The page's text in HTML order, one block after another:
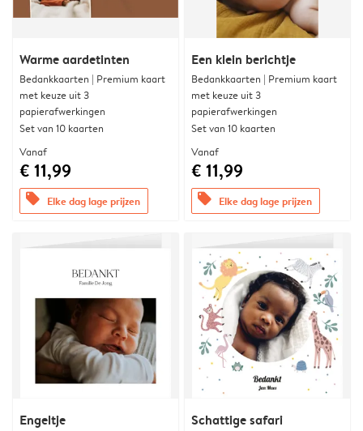
Warme aardetinten
Bedankkaarten | Premium kaart
met keuze uit 3
papierafwerkingen
Set van 10 kaarten
Vanaf
€ 11,99
offers Elke dag lage prijzen
Een klein berichtje
Bedankkaarten | Premium kaart
met keuze uit 3
papierafwerkingen
Set van 10 kaarten
Vanaf
€ 11,99
offers Elke dag lage prijzen
Engeltje Schattige safari